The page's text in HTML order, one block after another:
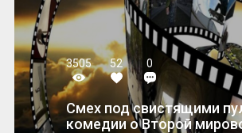
3505 52 0
Смех под свистящими
комедии о Второй